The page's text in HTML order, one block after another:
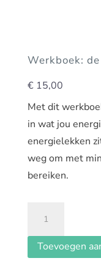
Werkboek:
€15,00
Met dit
in wat jou
energielekken
weg om met
bereiken.
kracht
van
Toevoegen